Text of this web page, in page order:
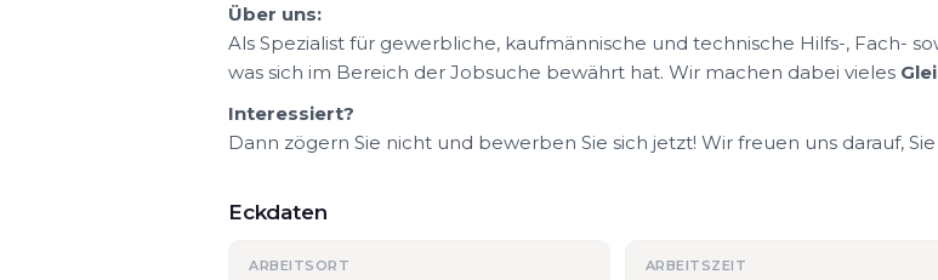
Über uns:
Als Spezialist für gewerbliche, kaufmännische und technische Hilfs-, Fach-
was sich im Bereich der Jobsuche bewährt hat. Wir machen dabei vieles
Interessiert?
Dann zögern Sie nicht und bewerben Sie sich jetzt! Wir freuen uns darauf,
Eckdaten
ARBEITSORT ARBEITSZEIT